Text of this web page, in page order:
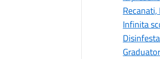
Infinita